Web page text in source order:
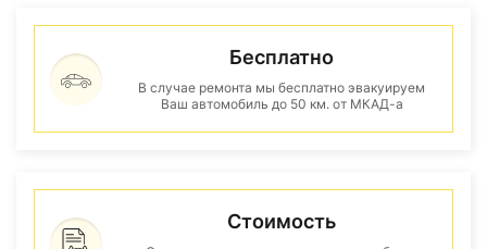
Бесплатно
В случае ремонта мы бесплатно эвакуируем
Ваш автомобиль до 50 км. от МКАД-а
Стоимость